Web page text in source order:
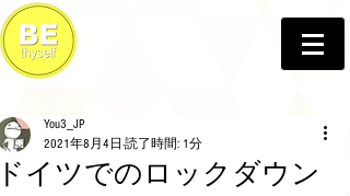
イツでのロックダウン
You3_JP
2021年8月4日 読了時間: 1分